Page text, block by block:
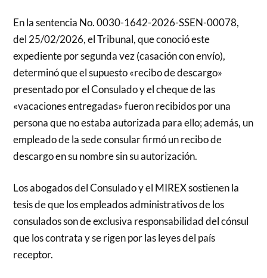
En la sentencia No. 0030-1642-2026-SSEN-00078,
del 25/02/2026, el Tribunal, que conoció este
expediente por segunda vez (casación con envío),
determinó que el supuesto «recibo de descargo»
presentado por el Consulado y el cheque de las
«vacaciones entregadas» fueron recibidos por una
persona que no estaba autorizada para ello; además, un
empleado de la sede consular firmó un recibo de
descargo en su nombre sin su autorización.
Los abogados del Consulado y el MIREX sostienen la
tesis de que los empleados administrativos de los
consulados son de exclusiva responsabilidad del cónsul
que los contrata y se rigen por las leyes del país
receptor.